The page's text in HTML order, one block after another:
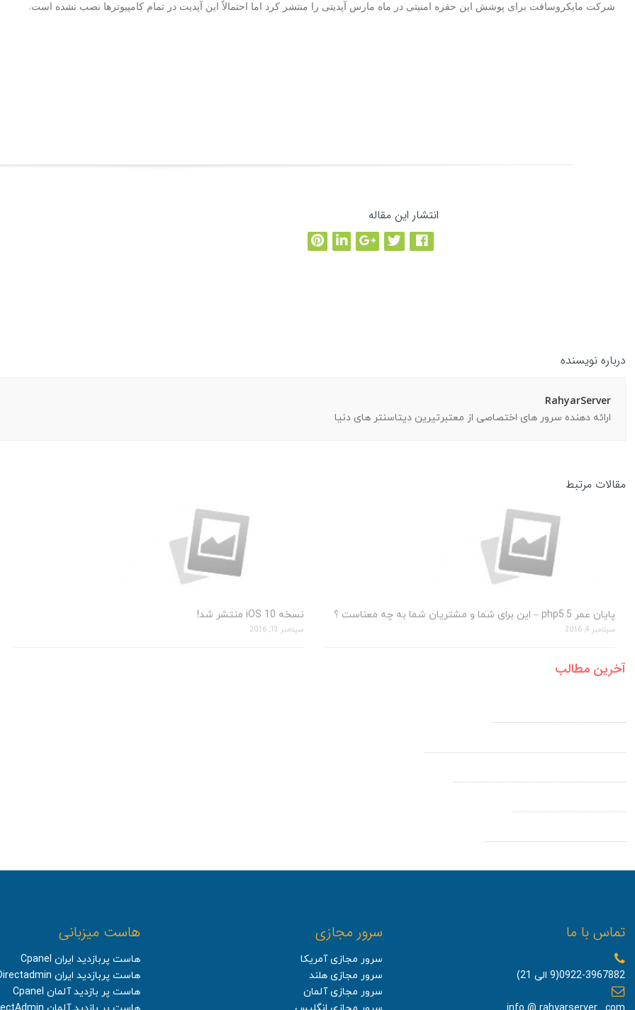
شرکت مایکروسافت برای پوشش این حفره امنیتی در ماه مارس آپدیتی را منتشر کرد اما احتمالاً این آپدیت در تمام کامپیوترها نصب نشده است.
انتشار این مقاله
درباره نویسنده
RahyarServer
ارائه دهنده سرور های اختصاصی از معتبرتیرین دیتاسنتر های دنیا
مقالات مرتبط
نسخه 10 iOS منتشر شد!
سپتامبر 13, 2016
پایان عمر php5.5 – این برای شما و مشتریان شما به چه معناست ؟
سپتامبر 4, 2016
آخرین مطالب
هاست میزبانی
هاست پربازدید ایران Cpanel
هاست پربازدید ایران Directadmin
هاست پر بازدید آلمان Cpanel
سرور مجازی
سرور مجازی آمریکا
سرور مجازی هلند
سرور مجازی آلمان
تماس با ما
0922-3967882(9 الی 21)